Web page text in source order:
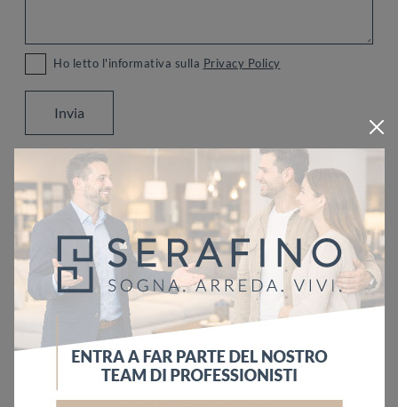
Sfoglia i cataloghi
Ho letto l'informativa sulla Privacy Policy
Invia